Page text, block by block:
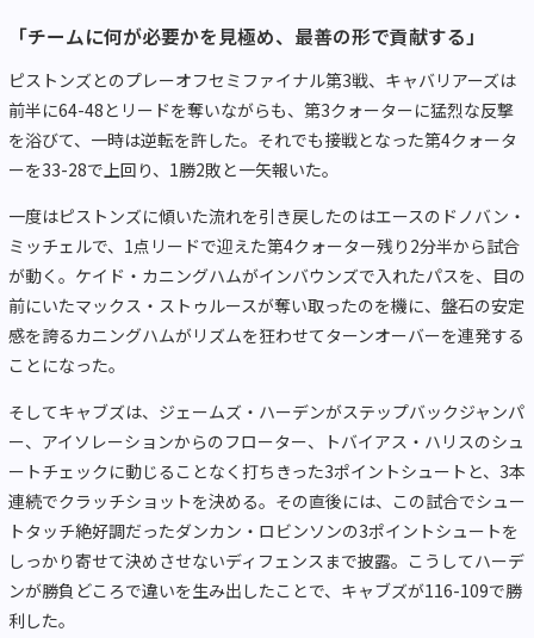
「チームに何が必要かを見極め、最善の形で貢献する」
ピストンズとのプレーオフセミファイナル第3戦、キャバリアーズは
前半に64-48とリードを奪いながらも、第3クォーターに猛烈な反撃
を浴びて、一時は逆転を許した。それでも接戦となった第4クォータ
ーを33-28で上回り、1勝2敗と一矢報いた。
一度はピストンズに傾いた流れを引き戻したのはエースのドノバン・
ミッチェルで、1点リードで迎えた第4クォーター残り2分半から試合
が動く。ケイド・カニングハムがインバウンズで入れたパスを、目の
前にいたマックス・ストゥルースが奪い取ったのを機に、盤石の安定
感を誇るカニングハムがリズムを狂わせてターンオーバーを連発する
ことになった。
そしてキャブズは、ジェームズ・ハーデンがステップバックジャンパ
ー、アイソレーションからのフローター、トバイアス・ハリスのシュ
ートチェックに動じることなく打ちきった3ポイントシュートと、3本
連続でクラッチショットを決める。その直後には、この試合でシュー
トタッチ絶好調だったダンカン・ロビンソンの3ポイントシュートを
しっかり寄せて決めさせないディフェンスまで披露。こうしてハーデ
ンが勝負どころで違いを生み出したことで、キャブズが116-109で勝
利した。